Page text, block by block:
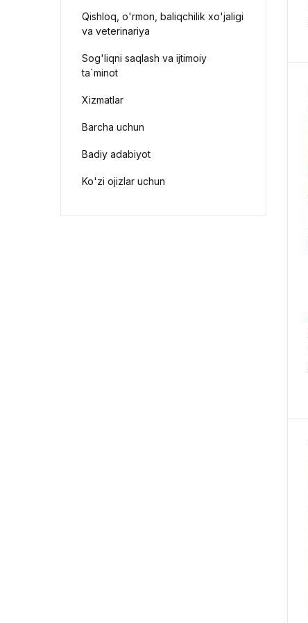
Qishloq, o'rmon, baliqchilik xo'jaligi
va veterinariya
Sog'liqni saqlash va ijtimoiy
ta`minot
Xizmatlar
Barcha uchun
Badiy adabiyot
Ko'zi ojizlar uchun